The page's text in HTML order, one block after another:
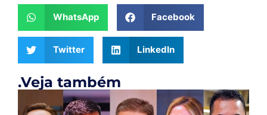
WhatsApp Facebook
Twitter LinkedIn
.Veja também